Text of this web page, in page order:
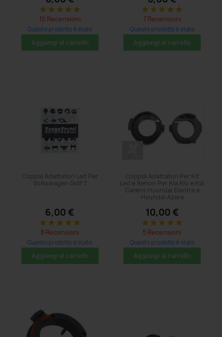
star star star star star
10 Recensioni
Questo prodotto è stato
acquistato: 17 volte
Aggiungi al carrello
star star star star star
7 Recensioni
Questo prodotto è stato
acquistato: 11 volte
Aggiungi al carrello
Coppia Adattatori Led Per
Volkswagen Golf 7
6,00 €
star star star star star
8 Recensioni
Questo prodotto è stato
acquistato: 8 volte
Aggiungi al carrello
Coppia Adattatori Per Kit
Led e Xenon Per Kia Rio e Kia
Carens Hyundai Elantra e
Hyundai Azera
10,00 €
star star star star star
5 Recensioni
Questo prodotto è stato
acquistato: 11 volte
Aggiungi al carrello